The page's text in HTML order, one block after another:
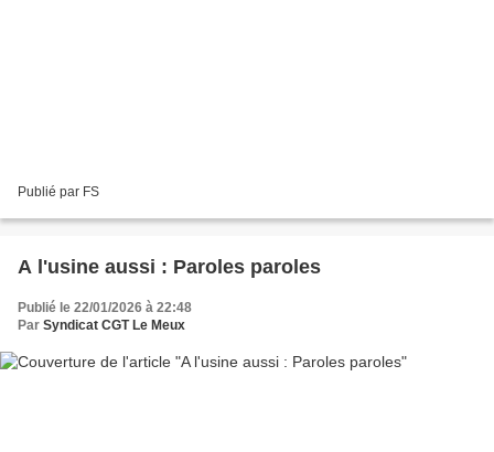
Publié par FS
A l'usine aussi : Paroles paroles
Publié le 22/01/2026 à 22:48
Par Syndicat CGT Le Meux